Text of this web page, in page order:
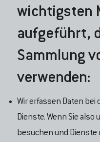
wichtigsten
aufgeführt,
Sammlung
verwenden:
Wir erfassen Daten
Dienste. Wenn Sie
besuchen und